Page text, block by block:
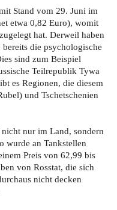
Stand vom 29. Juni im
etwa 0,82 Euro), womit
hat. Derweil haben
die psychologische
sind zum Beispiel
Teilrepublik Tywa
es Regionen, die diesem
und Tschetschenien
nur im Land, sondern
wurde an Tankstellen
Preis von 62,99 bis
von Rosstat, die sich
nicht decken